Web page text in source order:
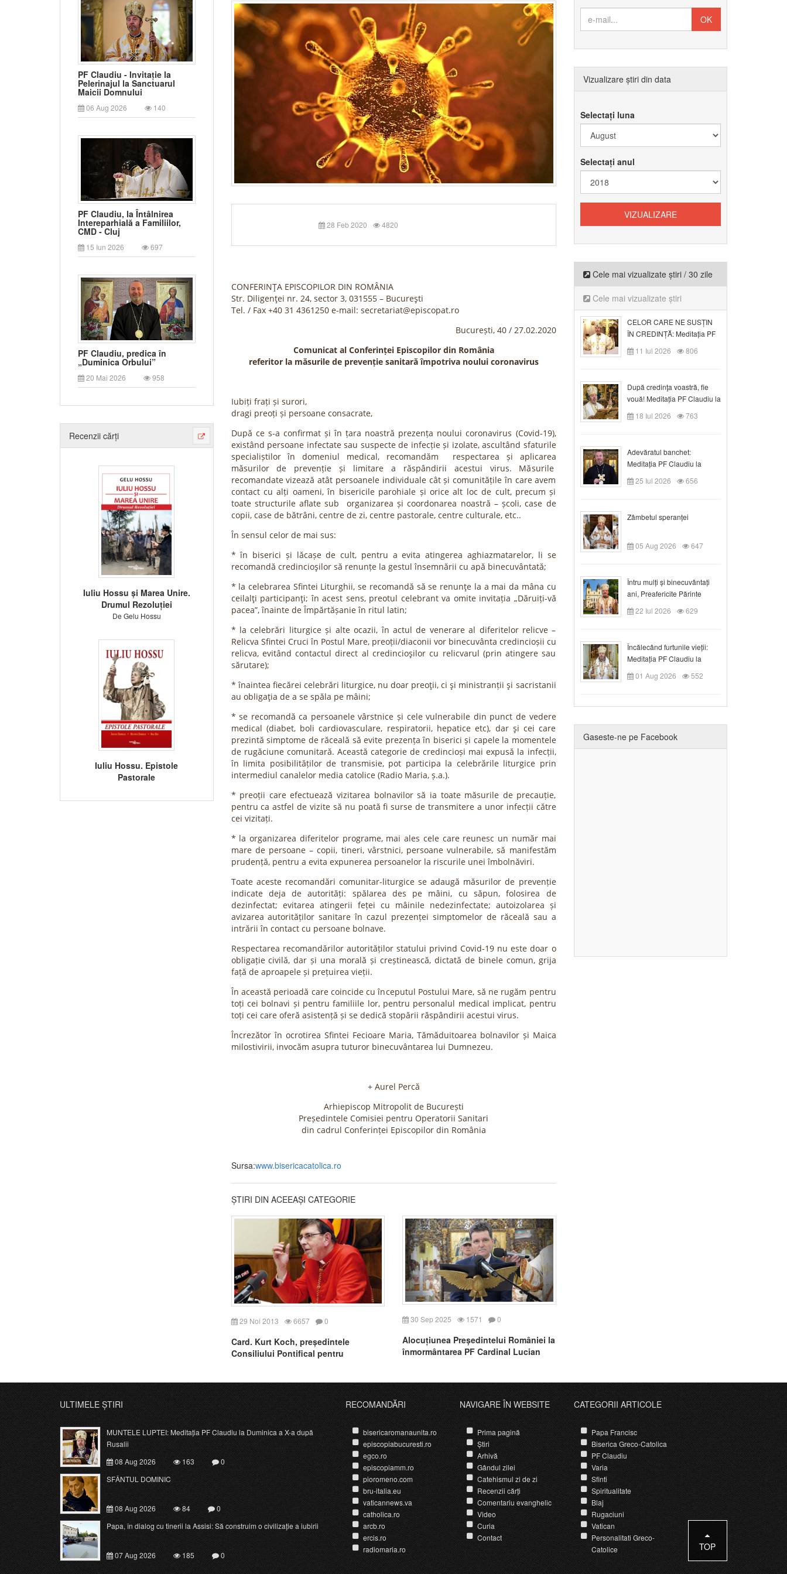
PF Claudiu - Invitație la
Pelerinajul la Sanctuarul
Maicii Domnului
06 Aug 2026 140
PF Claudiu, la Întâlnirea
Intereparhială a Familiilor,
CMD - Cluj
15 Iun 2026 697
PF Claudiu, predica în
„Duminica Orbului”
20 Mai 2026 958
Recenzii cărți
Iuliu Hossu și Marea Unire.
Drumul Rezoluției
De Gelu Hossu
Iuliu Hossu. Epistole
Pastorale
28 Feb 2020 4820
CONFERINŢA EPISCOPILOR DIN ROMÂNIA
Str. Diligenţei nr. 24, sector 3, 031555 – Bucureşti
Tel. / Fax +40 31 4361250 e-mail: secretariat@episcopat.ro
București, 40 / 27.02.2020
Comunicat al Conferinței Episcopilor din România
referitor la măsurile de prevenție sanitară împotriva noului coronavirus
Iubiți frați și surori,
dragi preoți și persoane consacrate,
După ce s-a confirmat și în țara noastră prezența noului coronavirus (Covid-19),
existând persoane infectate sau suspecte de infecție și izolate, ascultând sfaturile
specialiștilor în domeniul medical, recomandăm respectarea și aplicarea
măsurilor de prevenție și limitare a răspândirii acestui virus. Măsurile
recomandate vizează atât persoanele individuale cât și comunitățile în care avem
contact cu alți oameni, în bisericile parohiale și orice alt loc de cult, precum și
toate structurile aflate sub organizarea și coordonarea noastră – școli, case de
copii, case de bătrâni, centre de zi, centre pastorale, centre culturale, etc..
În sensul celor de mai sus:
* în biserici și lăcașe de cult, pentru a evita atingerea aghiazmatarelor, li se
recomandă credincioşilor să renunțe la gestul însemnării cu apă binecuvântată;
* la celebrarea Sfintei Liturghii, se recomandă să se renunţe la a mai da mâna cu
ceilalţi participanţi; în acest sens, preotul celebrant va omite invitația „Dăruiți-vă
pacea”, înainte de Împărtășanie în ritul latin;
* la celebrări liturgice și alte ocazii, în actul de venerare al diferitelor relicve –
Relicva Sfintei Cruci în Postul Mare, preoții/diaconii vor binecuvânta credincioșii cu
relicva, evitând contactul direct al credincioşilor cu relicvarul (prin atingere sau
sărutare);
* înaintea fiecărei celebrări liturgice, nu doar preoţii, ci şi ministranții şi sacristanii
au obligaţia de a se spăla pe mâini;
* se recomandă ca persoanele vârstnice și cele vulnerabile din punct de vedere
medical (diabet, boli cardiovasculare, respiratorii, hepatice etc), dar şi cei care
prezintă simptome de răceală să evite prezența în biserici și capele la momentele
de rugăciune comunitară. Această categorie de credincioși mai expusă la infecții,
în limita posibilităților de transmisie, pot participa la celebrările liturgice prin
intermediul canalelor media catolice (Radio Maria, ș.a.).
* preoții care efectuează vizitarea bolnavilor să ia toate măsurile de precauție,
pentru ca astfel de vizite să nu poată fi surse de transmitere a unor infecții către
cei vizitați.
* la organizarea diferitelor programe, mai ales cele care reunesc un număr mai
mare de persoane – copii, tineri, vârstnici, persoane vulnerabile, să manifestăm
prudență, pentru a evita expunerea persoanelor la riscurile unei îmbolnăviri.
Toate aceste recomandări comunitar-liturgice se adaugă măsurilor de prevenție
indicate deja de autorități: spălarea des pe mâini, cu săpun, folosirea de
dezinfectat; evitarea atingerii feței cu mâinile nedezinfectate; autoizolarea și
avizarea autorităților sanitare în cazul prezenței simptomelor de răceală sau a
intrării în contact cu persoane bolnave.
Respectarea recomandărilor autorităților statului privind Covid-19 nu este doar o
obligație civilă, dar și una morală și creștinească, dictată de binele comun, grija
față de aproapele și prețuirea vieții.
În această perioadă care coincide cu începutul Postului Mare, să ne rugăm pentru
toți cei bolnavi și pentru familiile lor, pentru personalul medical implicat, pentru
toți cei care oferă asistență și se dedică stopării răspândirii acestui virus.
Încrezător în ocrotirea Sfintei Fecioare Maria, Tămăduitoarea bolnavilor și Maica
milostivirii, invocăm asupra tuturor binecuvântarea lui Dumnezeu.
+ Aurel Percă
Arhiepiscop Mitropolit de București
Președintele Comisiei pentru Operatorii Sanitari
din cadrul Conferinței Episcopilor din România
Sursa:www.bisericacatolica.ro
ȘTIRI DIN ACEEAȘI CATEGORIE
29 Noi 2013 6657 0
Card. Kurt Koch, președintele
Consiliului Pontifical pentru
30 Sep 2025 1571 0
Alocuțiunea Președintelui României la
înmormântarea PF Cardinal Lucian
Vizualizare știri din data
Selectați luna
Selectați anul
Cele mai vizualizate știri / 30 zile
Cele mai vizualizate știri
CELOR CARE NE SUSȚIN
ÎN CREDINȚĂ: Meditația PF
Claudiu la Duminica a VI-a
după Rusalii
11 Iul 2026 806
După credinţa voastră, fie
vouă! Meditația PF Claudiu la
duminica a VII-a după Rusalii
18 Iul 2026 763
Adevăratul banchet:
Meditația PF Claudiu la
Duminica a VIII-a după
Rusalii
25 Iul 2026 656
Zâmbetul speranței
05 Aug 2026 647
Întru mulți și binecuvântați
ani, Preafericite Părinte
Claudiu!
22 Iul 2026 629
Încălecând furtunile vieții:
Meditația PF Claudiu la
Duminica a IX-a după Rusalii
01 Aug 2026 552
Gaseste-ne pe Facebook
ULTIMELE ȘTIRI
MUNTELE LUPTEI: Meditația PF Claudiu la Duminica a X-a după
Rusalii
08 Aug 2026
163
0
SFÂNTUL DOMINIC
08 Aug 2026 84
0
Papa, în dialog cu tinerii la Assisi: Să construim o civilizație a iubirii
07 Aug 2026 185 0
RECOMANDĂRI
bisericaromanaunita.ro
episcopiabucuresti.ro
egco.ro
episcopiamm.ro
pioromeno.com
bru-italia.eu
vaticannews.va
catholica.ro
arcb.ro
ercis.ro
radiomaria.ro
NAVIGARE ÎN WEBSITE
Prima pagină
Știri
Arhivă
Gândul zilei
Catehismul zi de zi
Recenzii cărți
Comentariu evanghelic
Video
Curia
Contact
CATEGORII ARTICOLE
Papa Francisc
Biserica Greco-Catolica
PF Claudiu
Varia
Sfinti
Spiritualitate
Blaj
Rugaciuni
Vatican
Personalitati Greco-
Catolice
TOP